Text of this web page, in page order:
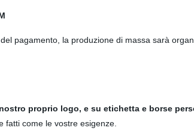
pagamento, la produzione di massa sarà
proprio logo, e su etichetta e borse
fatti come le vostre esigenze.